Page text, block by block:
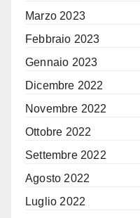
Marzo 2023
Febbraio 2023
Gennaio 2023
Dicembre 2022
Novembre 2022
Ottobre 2022
Settembre 2022
Agosto 2022
Luglio 2022